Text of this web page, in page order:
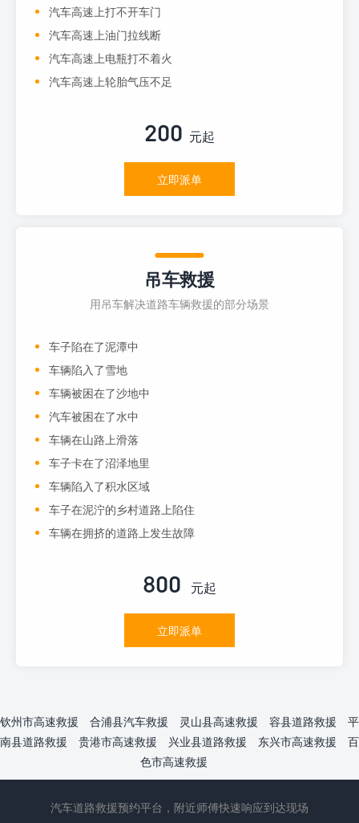
汽车高速上打不开车门
汽车高速上油门拉线断
汽车高速上电瓶打不着火
汽车高速上轮胎气压不足
200 元起
立即派单
吊车救援
用吊车解决道路车辆救援的部分场景
车子陷在了泥潭中
车辆陷入了雪地
车辆被困在了沙地中
汽车被困在了水中
车辆在山路上滑落
车子卡在了沼泽地里
车辆陷入了积水区域
车子在泥泞的乡村道路上陷住
车辆在拥挤的道路上发生故障
800 元起
立即派单
钦州市高速救援 合浦县汽车救援 灵山县高速救援 容县道路救援
平
南县道路救援
贵港市高速救援 兴业县道路救援 东兴市高速救援
百
色市高速救援
汽车道路救援预约平台，附近师傅快速响应到达现场